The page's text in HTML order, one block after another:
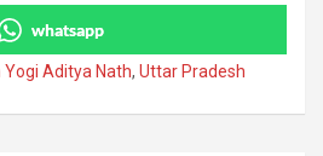
whatsapp
Yogi Aditya Nath, Uttar Pradesh